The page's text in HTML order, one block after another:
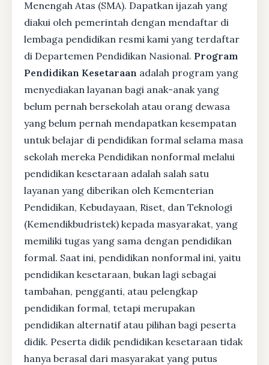
Menengah Atas (SMA). Dapatkan ijazah yang
diakui oleh pemerintah dengan mendaftar di
lembaga pendidikan resmi kami yang terdaftar
di Departemen Pendidikan Nasional. Program
Pendidikan Kesetaraan adalah program yang
menyediakan layanan bagi anak-anak yang
belum pernah bersekolah atau orang dewasa
yang belum pernah mendapatkan kesempatan
untuk belajar di pendidikan formal selama masa
sekolah mereka Pendidikan nonformal melalui
pendidikan kesetaraan adalah salah satu
layanan yang diberikan oleh Kementerian
Pendidikan, Kebudayaan, Riset, dan Teknologi
(Kemendikbudristek) kepada masyarakat, yang
memiliki tugas yang sama dengan pendidikan
formal. Saat ini, pendidikan nonformal ini, yaitu
pendidikan kesetaraan, bukan lagi sebagai
tambahan, pengganti, atau pelengkap
pendidikan formal, tetapi merupakan
pendidikan alternatif atau pilihan bagi peserta
didik. Peserta didik pendidikan kesetaraan tidak
hanya berasal dari masyarakat yang putus